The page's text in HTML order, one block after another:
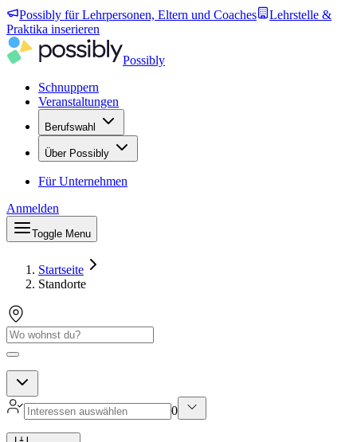
Possibly für Lehrpersonen, Eltern und Coaches
Lehrstelle &
Praktika inserieren
Possibly
Schnuppern
Veranstaltungen
Berufswahl
Über Possibly
Für Unternehmen
Anmelden
Toggle Menu
Startseite
Standorte
0